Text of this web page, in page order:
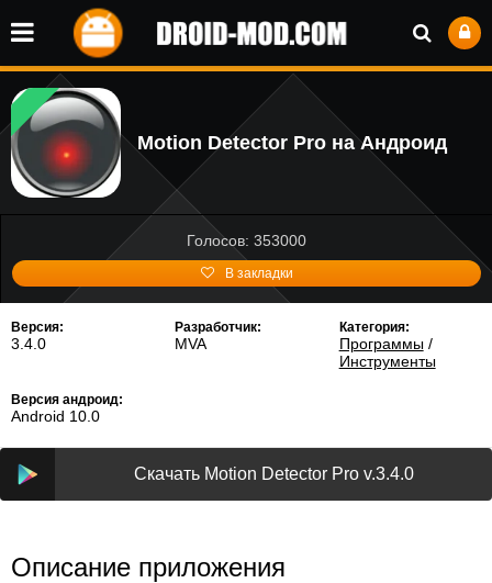
Motion Detector Pro на Андроид
Голосов: 353000
В закладки
Версия:
3.4.0
Разработчик:
MVA
Категория:
Программы/
Инструменты
Версия андроид:
Android 10.0
Скачать Motion Detector Pro v.3.4.0
Описание приложения